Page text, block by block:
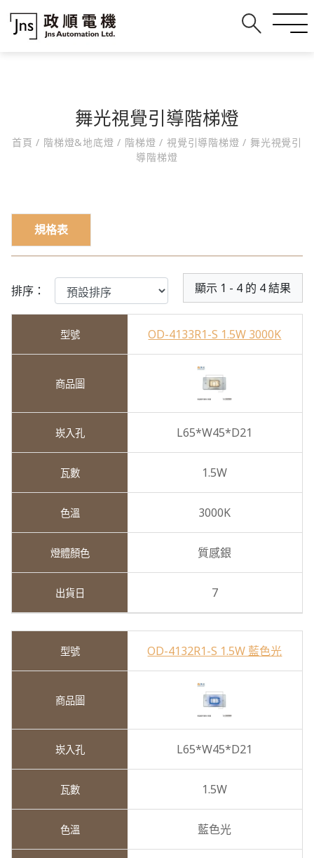
舞光視覺引導階梯燈
首頁/ 階梯燈&地底燈/ 階梯燈/ 視覺引導階梯燈/ 舞光視覺引
導階梯燈
規格表
排序： 顯示 1 - 4 的 4 結果
OD-4133R1-S 1.5W 3000K
L65*W45*D21
1.5W
3000K
質感銀
7
OD-4132R1-S 1.5W 藍色光
L65*W45*D21
1.5W
藍色光